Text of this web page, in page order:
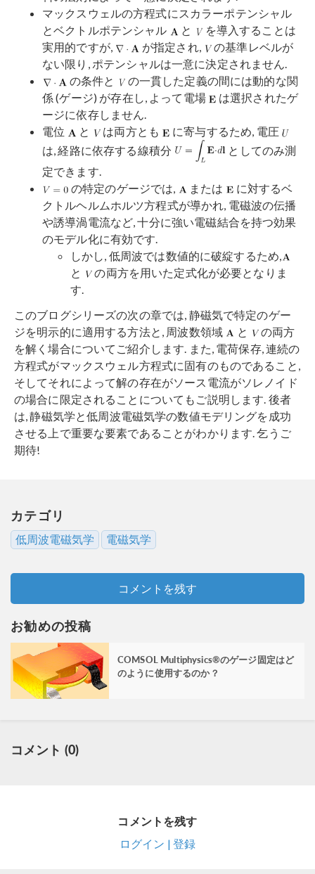
マックスウェルの方程式にスカラーポテンシャル
とベクトルポテンシャル
と
を導入することは
実用的ですが,
が指定され,
の基準レベルが
ない限り, ポテンシャルは一意に決定されません.
の条件と
の一貫した定義の間には動的な関
係 (ゲージ) が存在し, よって電場
は選択されたゲ
ージに依存しません.
電位
と は両方とも
に寄与するため, 電圧
は, 経路に依存する線積分
としてのみ測
定できます.
の特定のゲージでは,
または
に対するベ
クトルヘルムホルツ方程式が導かれ, 電磁波の伝播
や誘導渦電流など, 十分に強い電磁結合を持つ効果
のモデル化に有効です.
しかし, 低周波では数値的に破綻するため,
と
の両方を用いた定式化が必要となりま
す.
このブログシリーズの次の章では, 静磁気で特定のゲー
ジを明示的に適用する方法と, 周波数領域
と
の両方
を解く場合についてご紹介します. また, 電荷保存, 連続の
方程式がマックスウェル方程式に固有のものであること,
そしてそれによって解の存在がソース電流がソレノイド
の場合に限定されることについてもご説明します. 後者
は, 静磁気学と低周波電磁気学の数値モデリングを成功
させる上で重要な要素であることがわかります. 乞うご
期待!
カテゴリ
低周波電磁気学 電磁気学
コメントを残す
お勧めの投稿
COMSOL Multiphysics®のゲージ固定はど
のように使用するのか？
コメント (0)
コメントを残す
ログイン | 登録